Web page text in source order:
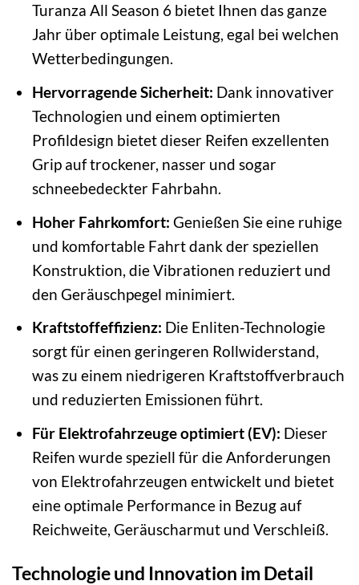
Turanza All Season 6 bietet Ihnen das ganze
Jahr über optimale Leistung, egal bei welchen
Wetterbedingungen.
Hervorragende Sicherheit: Dank innovativer
Technologien und einem optimierten
Profildesign bietet dieser Reifen exzellenten
Grip auf trockener, nasser und sogar
schneebedeckter Fahrbahn.
Hoher Fahrkomfort: Genießen Sie eine ruhige
und komfortable Fahrt dank der speziellen
Konstruktion, die Vibrationen reduziert und
den Geräuschpegel minimiert.
Kraftstoffeffizienz: Die Enliten-Technologie
sorgt für einen geringeren Rollwiderstand,
was zu einem niedrigeren Kraftstoffverbrauch
und reduzierten Emissionen führt.
Für Elektrofahrzeuge optimiert (EV): Dieser
Reifen wurde speziell für die Anforderungen
von Elektrofahrzeugen entwickelt und bietet
eine optimale Performance in Bezug auf
Reichweite, Geräuscharmut und Verschleiß.
Technologie und Innovation im Detail